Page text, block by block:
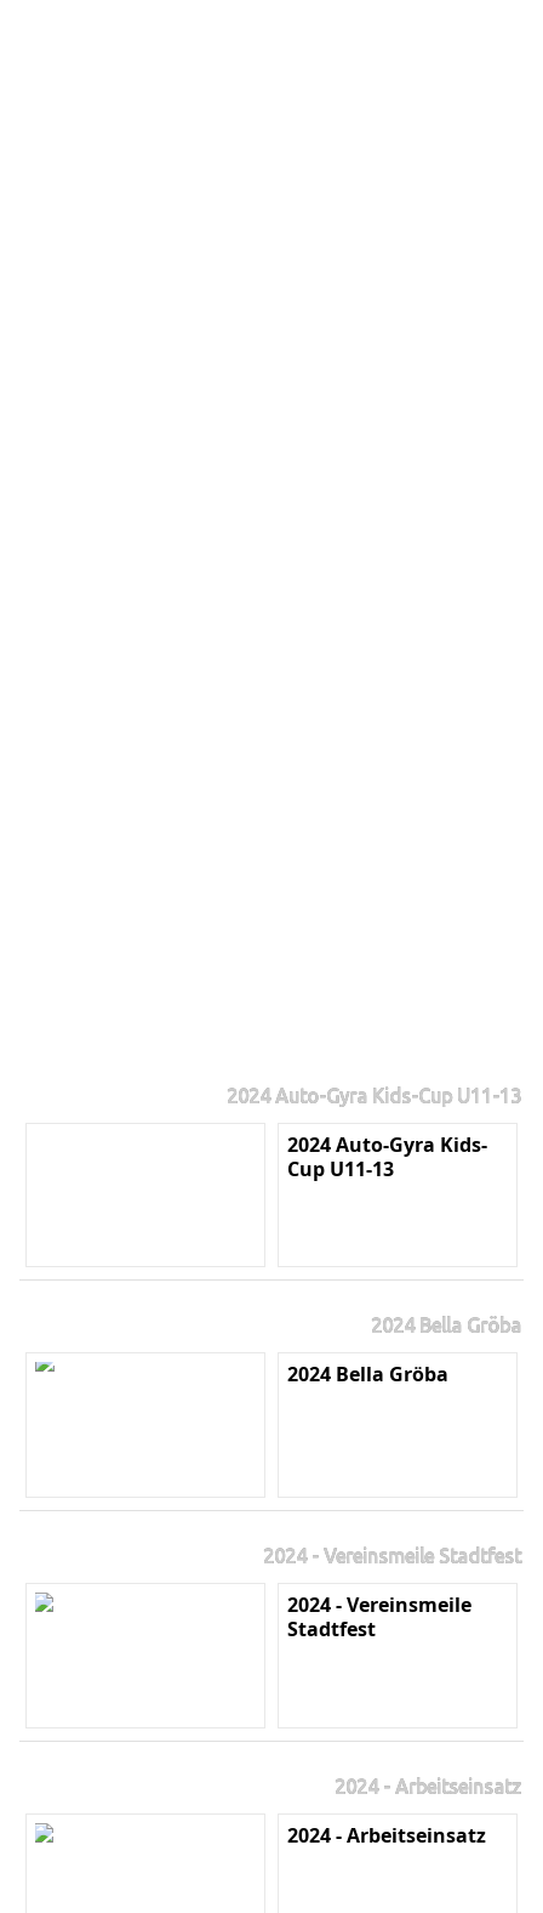
2024 Auto-Gyra Kids-Cup U11-13
2024 Auto-Gyra Kids-
Cup U11-13
2024 Bella Gröba
2024 Bella Gröba
2024 - Vereinsmeile Stadtfest
2024 - Vereinsmeile
Stadtfest
2024 - Arbeitseinsatz
2024 - Arbeitseinsatz